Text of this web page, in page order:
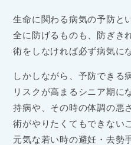
生命に関わる病気の予防と
全に防げるものも、防ぎき
術をしなければ必ず病気に
しかしながら、予防できる
リスクが高まるシニア期に
持病や、その時の体調の悪
術がやりたくてもできない
元気な若い時の避妊・去勢